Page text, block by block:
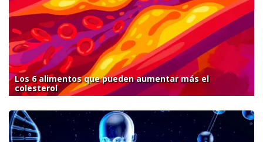
Los 6 alimentos que pueden aumentar más el
colesterol